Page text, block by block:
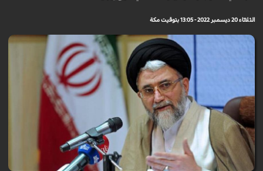
الثلاثاء 20 ديسمبر 2022 - 13:05 بتوقيت مكة